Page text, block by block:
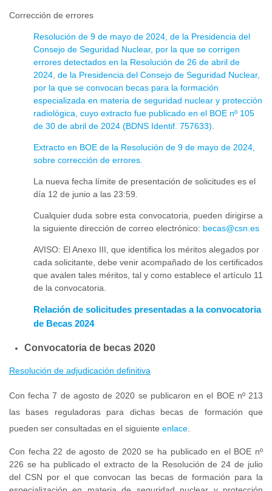
Corrección de errores
Resolución de 9 de mayo de 2024, de la Presidencia del
Consejo de Seguridad Nuclear, por la que se corrigen
errores detectados en la Resolución de 26 de abril de
2024, de la Presidencia del Consejo de Seguridad Nuclear,
por la que se convocan becas para la formación
especializada en materia de seguridad nuclear y protección
radiológica, cuyo extracto fue publicado en el BOE nº 105
de 30 de abril de 2024 (BDNS Identif. 757633).
Extracto en BOE de la Resolución de 9 de mayo de 2024,
sobre corrección de errores.
La nueva fecha límite de presentación de solicitudes es el
día 12 de junio a las 23:59.
Cualquier duda sobre esta convocatoria, pueden dirigirse a
la siguiente dirección de correo electrónico: becas@csn.es
AVISO: El Anexo III, que identifica los méritos alegados por
cada solicitante, debe venir acompañado de los certificados
que avalen tales méritos, tal y como establece el artículo 11
de la convocatoria.
Relación de solicitudes presentadas a la convocatoria
de Becas 2024
Convocatoria de becas 2020
Resolución de adjudicación definitiva
Con fecha 7 de agosto de 2020 se publicaron en el BOE nº 213
las bases reguladoras para dichas becas de formación que
pueden ser consultadas en el siguiente enlace.
Con fecha 22 de agosto de 2020 se ha publicado en el BOE nº
226 se ha publicado el extracto de la Resolución de 24 de julio
del CSN por el que convocan las becas de formación para la